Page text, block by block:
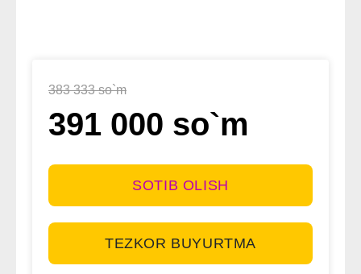
383 333 so`m
391 000 so`m
SOTIB OLISH
TEZKOR BUYURTMA